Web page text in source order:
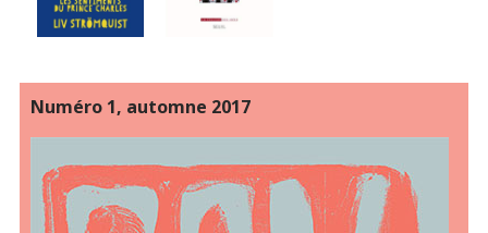
Numéro 1, automne 2017